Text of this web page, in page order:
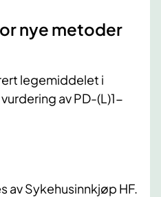
nye metoder
legemiddelet i
av PD-(L)1-
av Sykehusinnkjøp HF.